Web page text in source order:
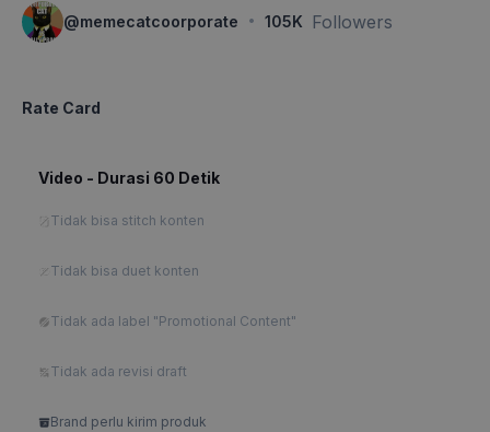
@memecatcoorporate · 105K Followers
Rate Card
Video - Durasi 60 Detik
Tidak bisa stitch konten
Tidak bisa duet konten
Tidak ada label "Promotional Content"
Tidak ada revisi draft
Brand perlu kirim produk